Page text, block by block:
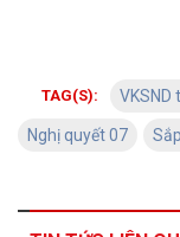
TAG(S): VKSND
Nghị quyết 07